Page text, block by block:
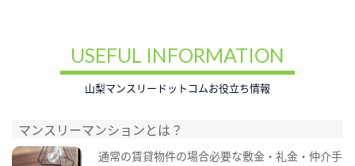
USEFUL INFORMATION
山梨マンスリードットコムお役立ち情報
マンスリーマンションとは？
通常の賃貸物件の場合必要な敷金・礼金・仲介手